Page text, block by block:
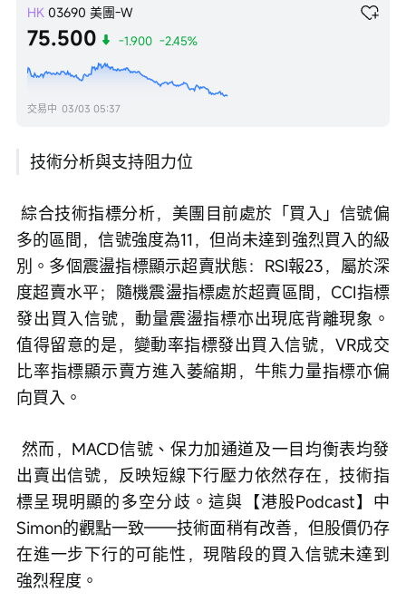
HK 03690 美團-W
75.500 -1.900 -2.45%
交易中 03/03 05:37
技術分析與支持阻力位
綜合技術指標分析，美團目前處於「買入」信號偏
多的區間，信號強度為11，但尚未達到強烈買入的級
別。多個震盪指標顯示超賣狀態：RSI報23，屬於深
度超賣水平；隨機震盪指標處於超賣區間，CCI指標
發出買入信號，動量震盪指標亦出現底背離現象。
值得留意的是，變動率指標發出買入信號，VR成交
比率指標顯示賣方進入萎縮期，牛熊力量指標亦偏
向買入。
出賣出信號，反映短線下行壓力依然存在，技術指
標呈現明顯的多空分歧。這與【港股Podcast】中
Simon的觀點一致——技術面稍有改善，但股價仍存
在進一步下行的可能性，現階段的買入信號未達到
強烈程度。